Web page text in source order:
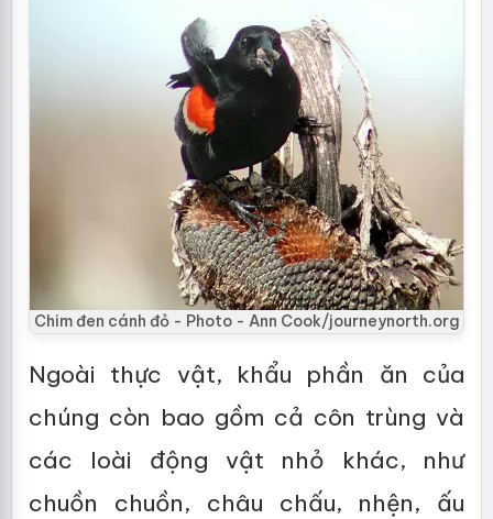
Chim đen cánh đỏ - Photo - Ann Cook/journeynorth.org
Ngoài thực vật, khẩu phần ăn của
chúng còn bao gồm cả côn trùng và
các loài động vật nhỏ khác, như
chuồn chuồn, châu chấu, nhện, ấu